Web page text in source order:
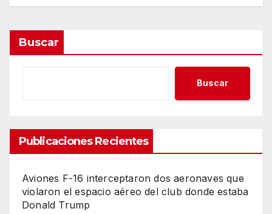
Buscar
Buscar
Publicaciones Recientes
Aviones F-16 interceptaron dos aeronaves que
violaron el espacio aéreo del club donde estaba
Donald Trump